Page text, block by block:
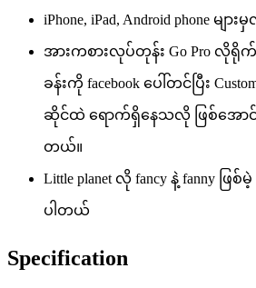
iPhone, iPad, Android phone မ
အားကစားလုပ်တုန်း Go Pro လို
ခန်းကို facebook ပေါ်တင်ပြီး
ဆိုင်ထဲ ရောက်ရှိနေသလို ဖြစ်အောင်
တယ်။
Little planet လို fancy နဲ့ fanny ဖ
ပါတယ်
Specification